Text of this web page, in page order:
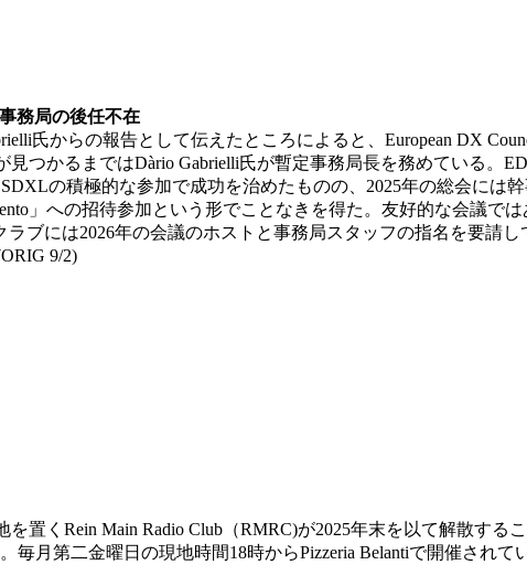
務局の後任不在
氏からの報告として伝えたところによると、European DX
見つかるまではDàrio Gabrielli氏が暫定事務局長を務めている。
の積極的な参加で成功を治めたものの、2025年の総会には
」への招待参加という形でことなきを得た。友好的な会議で
ブには2026年の会議のホストと事務局スタッフの指名を要請
9/2)
を置くRein Main Radio Club（RMRC)が2025年末を以て解散す
月第二金曜日の現地時間18時からPizzeria Belantiで開催され